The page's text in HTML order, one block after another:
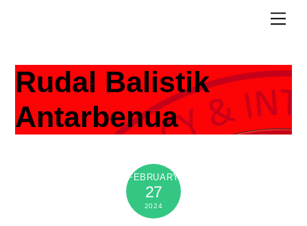
Rudal Balistik
Antarbenua
FEBRUARY
27
2024